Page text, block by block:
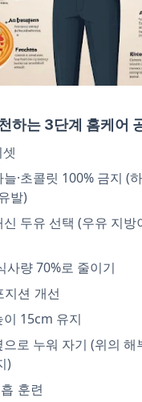
하는 3단계 홈케어
늘·초콜릿 100% 금지 (
발)
신 두유 선택 (우유 지방
사량 70%로 줄이기
지션 개선
이 15cm 유지
으로 누워 자기 (위의 해
)
훈련